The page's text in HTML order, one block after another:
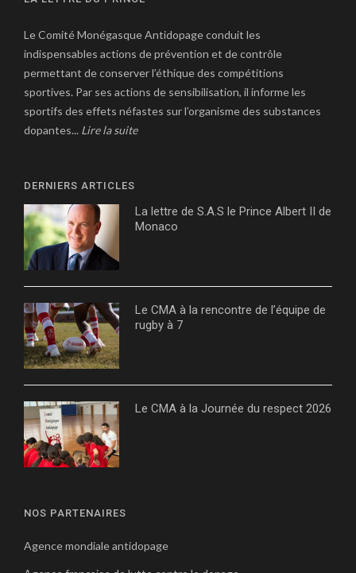
Le Comité Monégasque Antidopage conduit les
indispensables actions de prévention et de contrôle
permettant de conserver l’éthique des compétitions
sportives. Par ses actions de sensibilisation, il informe les
sportifs des effets néfastes sur l’organisme des substances
dopantes... Lire la suite
DERNIERS ARTICLES
La lettre de S.A.S le Prince Albert II de
Monaco
Le CMA à la rencontre de l’équipe de
rugby à 7
Le CMA à la Journée du respect 2026
NOS PARTENAIRES
Agence mondiale antidopage